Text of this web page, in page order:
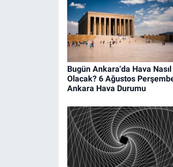
Bugün Ankara'da Hava Nasıl
Olacak? 6 Ağustos
Ankara Hava Durumu